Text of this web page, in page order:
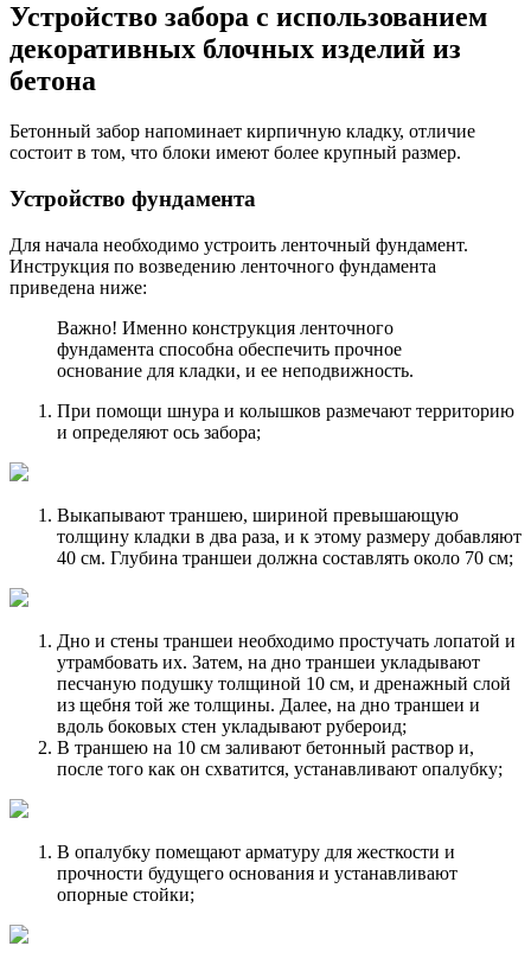
Устройство забора с использованием
декоративных блочных изделий из
бетона
Бетонный забор напоминает кирпичную кладку, отличие
состоит в том, что блоки имеют более крупный размер.
Устройство фундамента
Для начала необходимо устроить ленточный фундамент.
Инструкция по возведению ленточного фундамента
приведена ниже:
Важно! Именно конструкция ленточного
фундамента способна обеспечить прочное
основание для кладки, и ее неподвижность.
При помощи шнура и колышков размечают территорию
и определяют ось забора;
Выкапывают траншею, шириной превышающую
толщину кладки в два раза, и к этому размеру добавляют
40 см. Глубина траншеи должна составлять около 70 см;
Дно и стены траншеи необходимо простучать лопатой и
утрамбовать их. Затем, на дно траншеи укладывают
песчаную подушку толщиной 10 см, и дренажный слой
из щебня той же толщины. Далее, на дно траншеи и
вдоль боковых стен укладывают рубероид;
В траншею на 10 см заливают бетонный раствор и,
после того как он схватится, устанавливают опалубку;
В опалубку помещают арматуру для жесткости и
прочности будущего основания и устанавливают
опорные стойки;